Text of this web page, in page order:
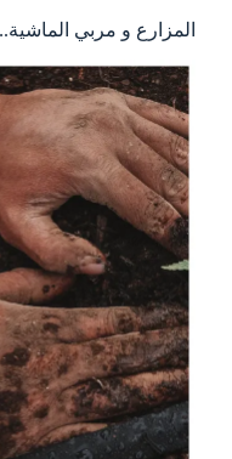
المزارع و مربي